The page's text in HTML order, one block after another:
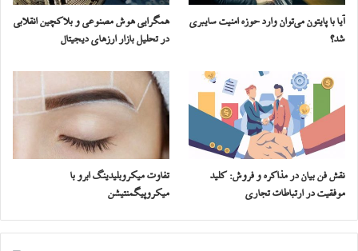
آیا با پایتون می‌توان وارد حوزه امنیت سایبری
شد؟
همگرایی هوش مصنوعی و بلاکچین انقلابی
در تحلیل بازار ارزهای دیجیتال
نقش فن بیان در مذاکره و فروش: کلید
موفقیت در ارتباطات تجاری
تفاوت میکروبلیدینگ ابرو با
میکروپیگمنتیشن